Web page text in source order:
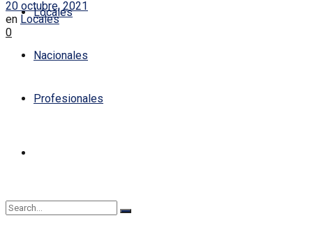
Locales
Nacionales
Profesionales
20 octubre, 2021
en Locales
0